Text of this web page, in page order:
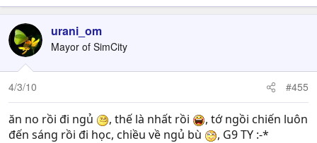
urani_om
Mayor of SimCity
4/3/10 #455
ăn no rồi đi ngủ , thế là nhất rồi
, tớ ngồi chiến luôn
đến sáng rồi đi học, chiều về ngủ bù
, G9 TY :-*